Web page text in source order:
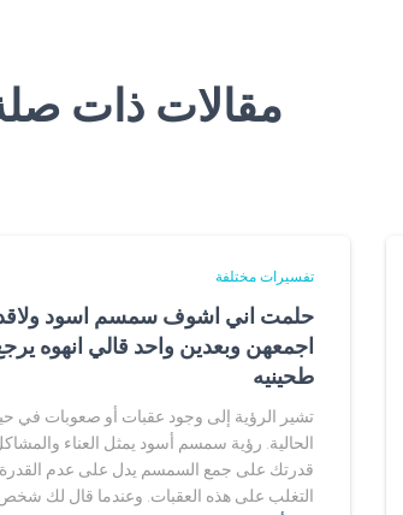
مقالات ذات
تفسيرات مختلفة
حلمت اني اشوف سمسم اسود
اجمعهن وبعدين واحد قالي انهوه
طحينيه
تشير الرؤية إلى وجود عقبات أو صعوبات في
الحالية. رؤية سمسم أسود يمثل العناء
قدرتك على جمع السمسم يدل على عدم
التغلب على هذه العقبات. وعندما قال لك